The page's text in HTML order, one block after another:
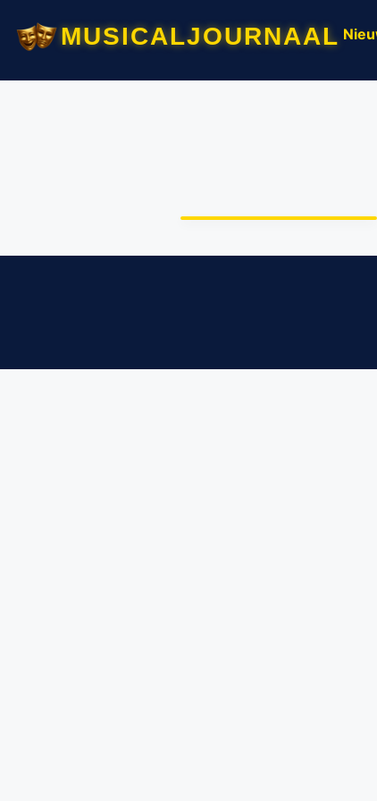
musicaljournaal